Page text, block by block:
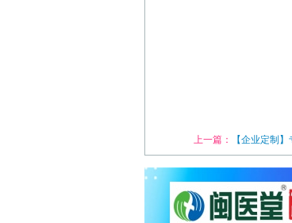
上一篇： 【企业定制